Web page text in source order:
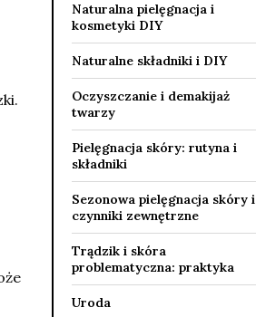
Naturalna pielęgnacja i
kosmetyki DIY
Naturalne składniki i DIY
Oczyszczanie i demakijaż
twarzy
Pielęgnacja skóry: rutyna i
składniki
Sezonowa pielęgnacja skóry i
czynniki zewnętrzne
Trądzik i skóra
problematyczna: praktyka
Uroda